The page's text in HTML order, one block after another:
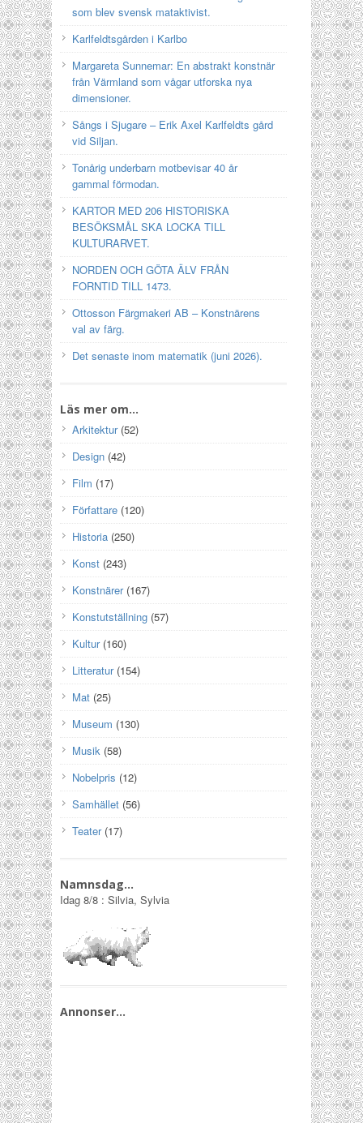
som blev svensk mataktivist.
Karlfeldtsgården i Karlbo
Margareta Sunnemar: En abstrakt konstnär
från Värmland som vågar utforska nya
dimensioner.
Sångs i Sjugare – Erik Axel Karlfeldts gård
vid Siljan.
Tonårig underbarn motbevisar 40 år
gammal förmodan.
KARTOR MED 206 HISTORISKA
BESÖKSMÅL SKA LOCKA TILL
KULTURARVET.
NORDEN OCH GÖTA ÄLV FRÅN
FORNTID TILL 1473.
Ottosson Färgmakeri AB – Konstnärens
val av färg.
Det senaste inom matematik (juni 2026).
Läs mer om…
Arkitektur(52)
Design (42)
Film (17)
Författare (120)
Historia (250)
Konst (243)
Konstnärer(167)
Konstutställning (57)
Kultur(160)
Litteratur(154)
Mat (25)
Museum (130)
Musik (58)
Nobelpris (12)
Samhället (56)
Teater(17)
Namnsdag…
Idag 8/8 : Silvia, Sylvia
Annonser…